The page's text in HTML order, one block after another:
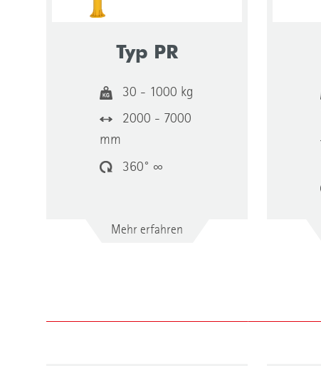
Typ PR
30 - 1000 kg
2000 - 7000
mm
360° ∞
Mehr erfahren